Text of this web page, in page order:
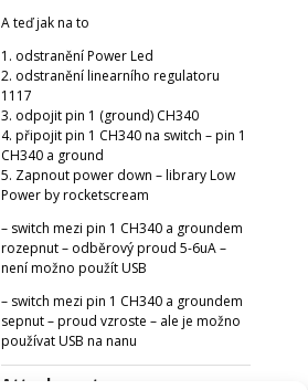
A teď jak na to
1. odstranění Power Led
2. odstranění linearního regulatoru
1117
3. odpojit pin 1 (ground) CH340
4. připojit pin 1 CH340 na switch – pin 1
CH340 a ground
5. Zapnout power down – library Low
Power by rocketscream
– switch mezi pin 1 CH340 a groundem
rozepnut – odběrový proud 5-6uA –
není možno použít USB
– switch mezi pin 1 CH340 a groundem
sepnut – proud vzroste – ale je možno
používat USB na nanu
Attachments: